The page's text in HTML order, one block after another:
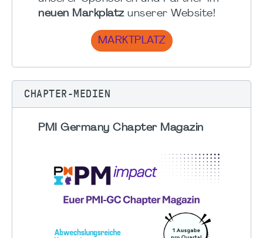
neuen Markplatzunserer Website!
MARKTPLATZ
CHAPTER-MEDIEN
PMI Germany Chapter Magazin